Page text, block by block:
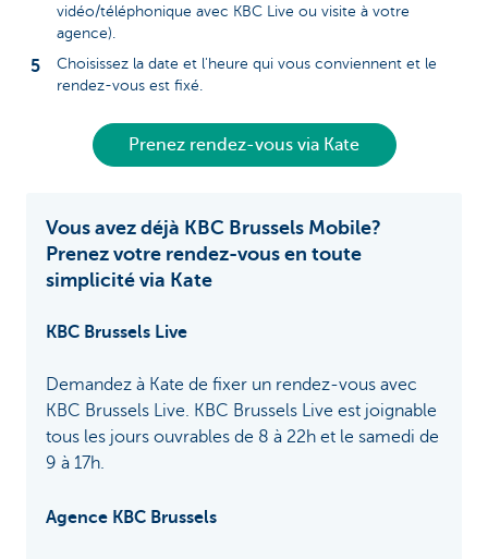
vidéo/téléphonique avec KBC Live ou visite à votre
agence).
Choisissez la date et l'heure qui vous conviennent et le
rendez-vous est fixé.
Prenez rendez-vous via Kate
Vous avez déjà KBC Brussels Mobile?
Prenez votre rendez-vous en toute
simplicité via Kate
KBC Brussels Live
Demandez à Kate de fixer un rendez-vous avec
KBC Brussels Live. KBC Brussels Live est joignable
tous les jours ouvrables de 8 à 22h et le samedi de
9 à 17h.
Agence KBC Brussels